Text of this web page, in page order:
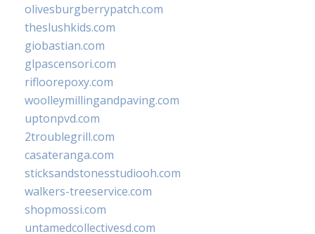
olivesburgberrypatch.com
theslushkids.com
giobastian.com
glpascensori.com
rifloorepoxy.com
woolleymillingandpaving.com
uptonpvd.com
2troublegrill.com
casateranga.com
sticksandstonesstudiooh.com
walkers-treeservice.com
shopmossi.com
untamedcollectivesd.com